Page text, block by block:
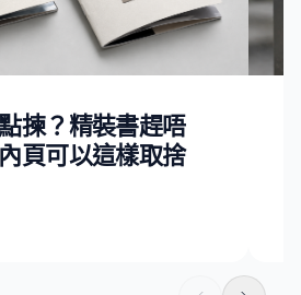
揀？精裝書趕唔
頁可以這樣取捨